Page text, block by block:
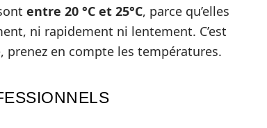
entre 20 °C et 25°C, parce qu’elles
ni rapidement ni lentement. C’est
en compte les températures.